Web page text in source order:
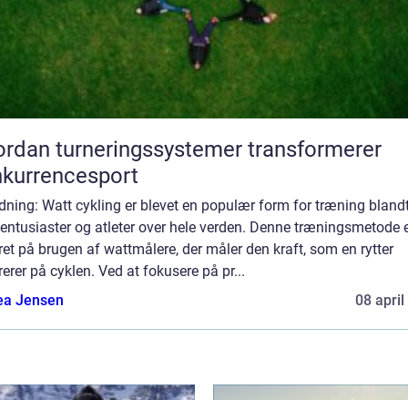
turneringssystemer transformerer
Watt cykling er blevet en populær form for træning
og atleter over hele verden. Denne træningsmetode
på brugen af wattmålere, der måler den kraft, som en rytter
på cyklen. Ved at fokusere på pr...
Jensen
08 april